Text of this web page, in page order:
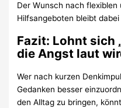
Der Wunsch nach flexiblen
Hilfsangeboten bleibt
Fazit: Lohnt sich
die Angst laut
Wer nach kurzen
Gedanken besser
den Alltag zu bringen,